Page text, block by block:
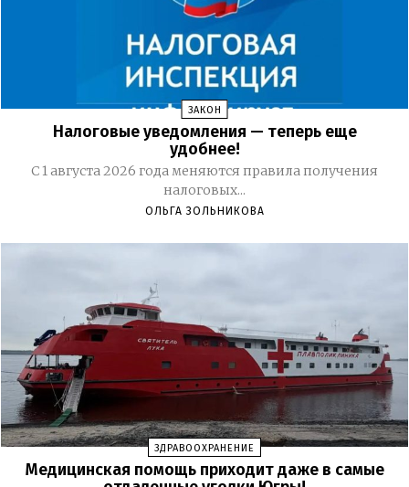
ЗАКОН
Налоговые уведомления — теперь еще
удобнее!
С 1 августа 2026 года меняются правила получения
налоговых...
ОЛЬГА ЗОЛЬНИКОВА
ЗДРАВООХРАНЕНИЕ
Медицинская помощь приходит даже в самые